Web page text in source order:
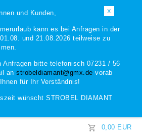
X
und Kunden,
kann es bei Anfragen in der
und 21.08.2026 teilweise zu
Anfragen bitte telefonisch 07231 / 56
an strobeldiamant@gmx.de vorab
für Ihr Verständnis!
wünscht STROBEL DIAMANT
0,00 EUR